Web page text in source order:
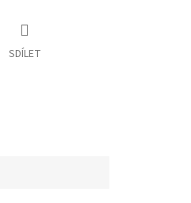
SDÍLET